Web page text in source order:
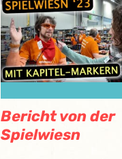
Bericht von der
Spielwiesn